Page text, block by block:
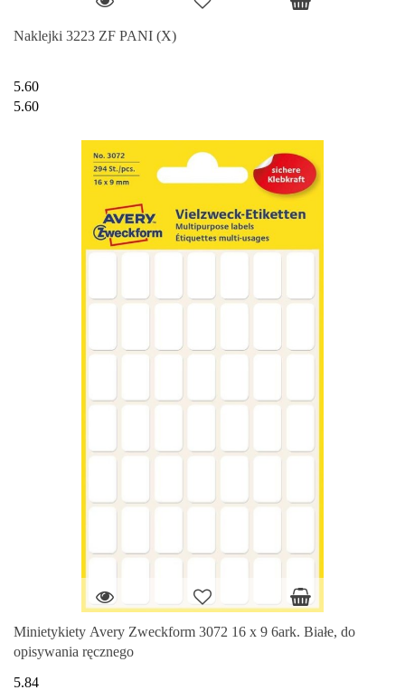
Naklejki 3223 ZF PANI (X)
5.60
5.60
Minietykiety Avery Zweckform 3072 16 x 9 6ark. Białe, do
opisywania ręcznego
5.84